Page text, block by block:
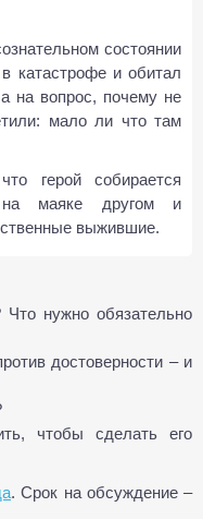
состоянии
катастрофе и обитал
на вопрос, почему не
мало ли что там
герой собирается
на маяке другом и
выжившие.
нужно обязательно
достоверности – и
чтобы сделать его
. Срок на обсуждение –